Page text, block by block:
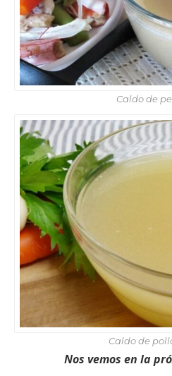
Caldo de
Caldo de
Nos vemos en la